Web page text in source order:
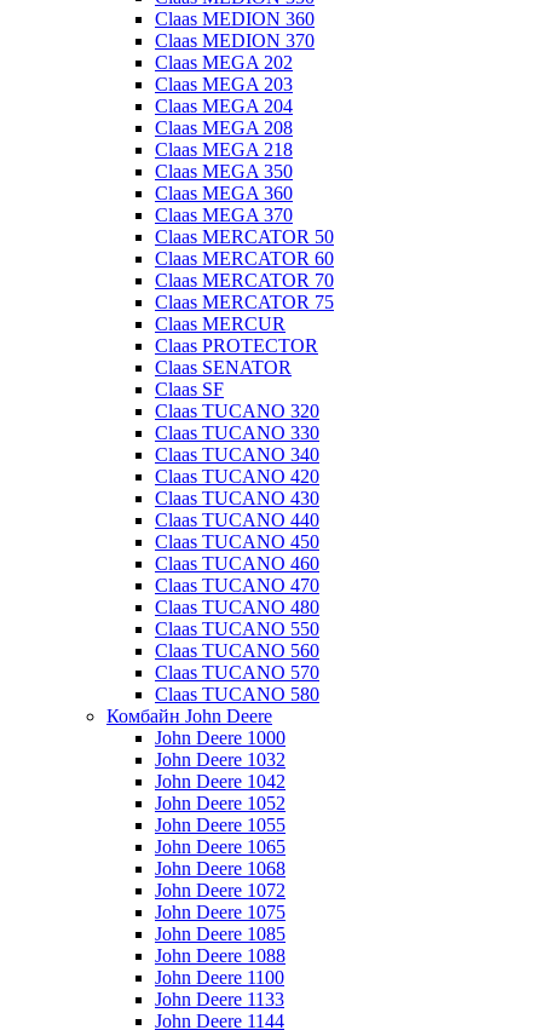
Claas MEDION 360
Claas MEDION 370
Claas MEGA 202
Claas MEGA 203
Claas MEGA 204
Claas MEGA 208
Claas MEGA 218
Claas MEGA 350
Claas MEGA 360
Claas MEGA 370
Claas MERCATOR 50
Claas MERCATOR 60
Claas MERCATOR 70
Claas MERCATOR 75
Claas MERCUR
Claas PROTECTOR
Claas SENATOR
Claas SF
Claas TUCANO 320
Claas TUCANO 330
Claas TUCANO 340
Claas TUCANO 420
Claas TUCANO 430
Claas TUCANO 440
Claas TUCANO 450
Claas TUCANO 460
Claas TUCANO 470
Claas TUCANO 480
Claas TUCANO 550
Claas TUCANO 560
Claas TUCANO 570
Claas TUCANO 580
Комбайн John Deere
John Deere 1000
John Deere 1032
John Deere 1042
John Deere 1052
John Deere 1055
John Deere 1065
John Deere 1068
John Deere 1072
John Deere 1075
John Deere 1085
John Deere 1088
John Deere 1100
John Deere 1133
John Deere 1144